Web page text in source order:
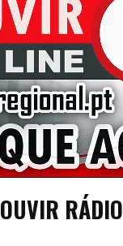
OUVIR RÁDIO